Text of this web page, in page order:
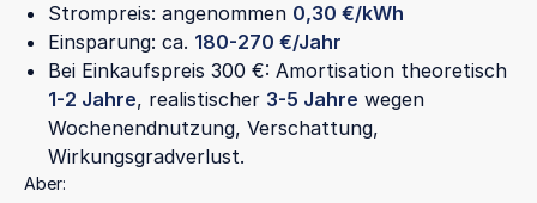
Strompreis: angenommen 0,30 €/kWh
Einsparung: ca. 180-270 €/Jahr
Bei Einkaufspreis 300 €: Amortisation theoretisch
1-2 Jahre, realistischer 3-5 Jahre wegen
Wochenendnutzung, Verschattung,
Wirkungsgradverlust.
Aber: